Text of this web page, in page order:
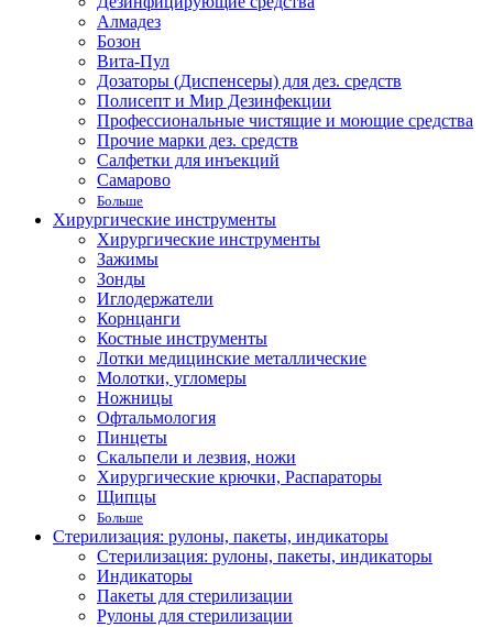
Алмадез
Бозон
Вита-Пул
Дозаторы (Диспенсеры) для дез. средств
Полисепт и Мир Дезинфекции
Профессиональные чистящие и моющие средства
Прочие марки дез. средств
Салфетки для инъекций
Самарово
Больше
Хирургические инструменты
Хирургические инструменты
Зажимы
Зонды
Иглодержатели
Корнцанги
Костные инструменты
Лотки медицинские металлические
Молотки, угломеры
Ножницы
Офтальмология
Пинцеты
Скальпели и лезвия, ножи
Хирургические крючки, Распараторы
Щипцы
Больше
Стерилизация: рулоны, пакеты, индикаторы
Стерилизация: рулоны, пакеты, индикаторы
Индикаторы
Пакеты для стерилизации
Рулоны для стерилизации